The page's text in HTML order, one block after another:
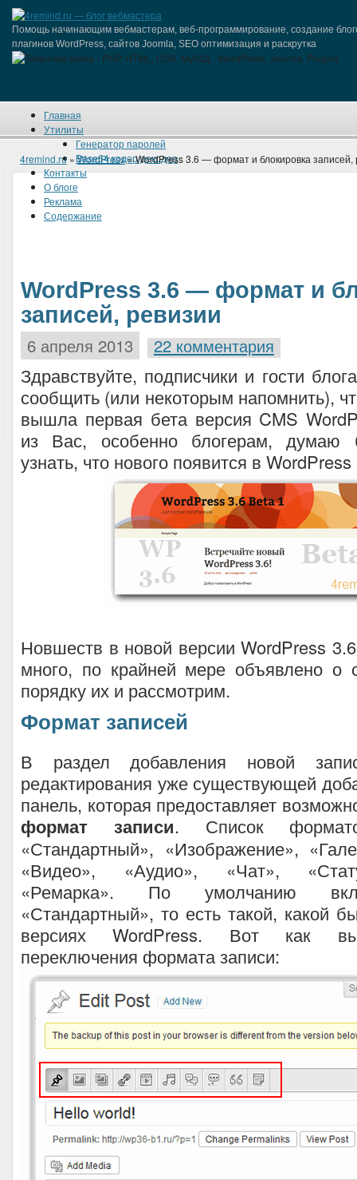
Помощь начинающим вебмастерам, веб-программирование, создание
плагинов WordPress, сайтов Joomla, SEO оптимизация и раскрутка
Главная
Утилиты
Генератор паролей
Base64 кодер/декодер
Контакты
О блоге
Реклама
Содержание
4remind.ru »WordPress» WordPress 3.6 — формат и блокировка записей,
WordPress 3.6 — формат и
записей, ревизии
6 апреля 2013 22 комментария
Здравствуйте, подписчики и гости
сообщить (или некоторым напомнить),
вышла первая бета версия CMS
из Вас, особенно блогерам, думаю
узнать, что нового появится в
Новшеств в новой версии WordPress
много, по крайней мере объявлено
порядку их и рассмотрим.
Формат записей
В раздел добавления новой
редактирования уже существующей
панель, которая предоставляет
формат записи. Список
«Стандартный», «Изображение»,
«Видео», «Аудио», «Чат»,
«Ремарка». По умолчанию
«Стандартный», то есть такой, какой
версиях WordPress. Вот как
переключения формата записи: